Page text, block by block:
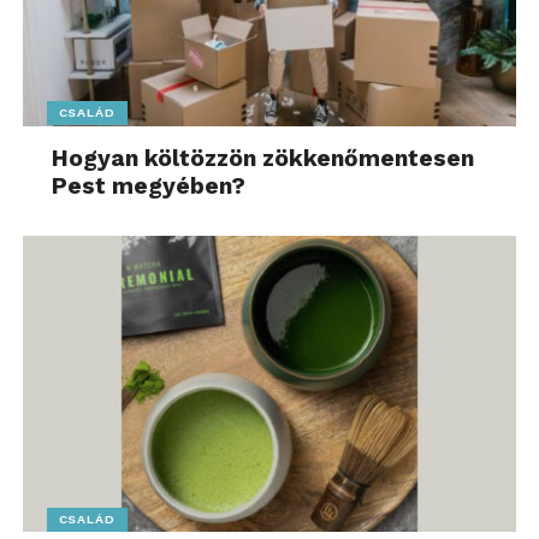
„A sportközvetítések
digitalizációja teljesen
és a televíziók felé
támasztott igényeket is.
Ma már az operációs
rendszer
optimalizáltsága,
rugalmassága és
gyorsasága legalább
CSALÁD
Hogyan költözzön zökkenőmentesen
Pest megyében?
CSALÁD